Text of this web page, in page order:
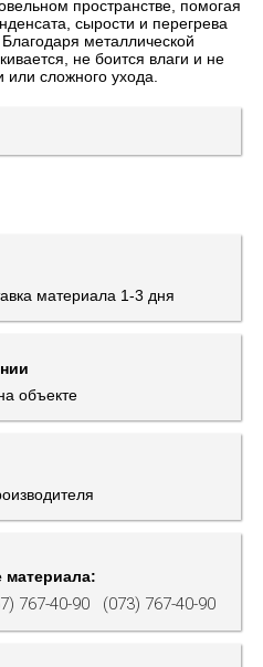
пространстве, помогая
сырости и перегрева
металлической
не боится влаги и не
или сложного ухода.
материала 1-3 дня
объекте
767-40-90 (073) 767-40-90